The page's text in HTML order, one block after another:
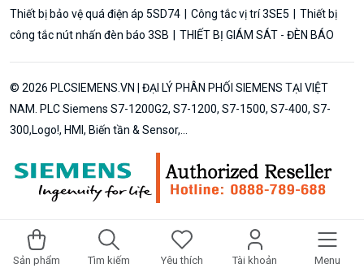
Sản phẩm Tìm kiếm Yêu thích Tài khoản Menu
Thiết bị bảo vệ quá điện áp 5SD74
Công tắc vị trí 3SE5
Thiết bị
công tắc nút nhấn đèn báo 3SB
THIẾT BỊ GIÁM SÁT - ĐÈN BÁO
© 2026 PLCSIEMENS.VN | ĐẠI LÝ PHÂN PHỐI SIEMENS TẠI VIỆT
NAM. PLC Siemens S7-1200G2, S7-1200, S7-1500, S7-400, S7-
300,Logo!, HMI, Biến tần & Sensor,...